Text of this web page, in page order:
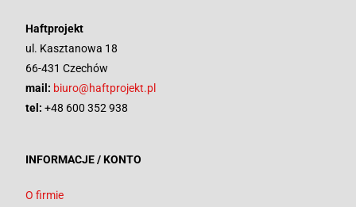
Haftprojekt
ul. Kasztanowa 18
66-431 Czechów
mail: biuro@haftprojekt.pl
tel: +48 600 352 938
INFORMACJE / KONTO
O firmie